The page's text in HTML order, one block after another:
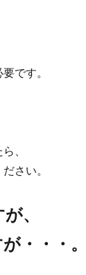
です。
、
さい。
、
・・・。